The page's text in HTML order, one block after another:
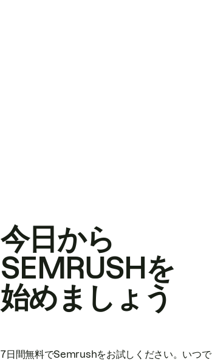
今日から
SEMRUSHを
始めましょう
7日間無料でSemrushをお試しください。いつ